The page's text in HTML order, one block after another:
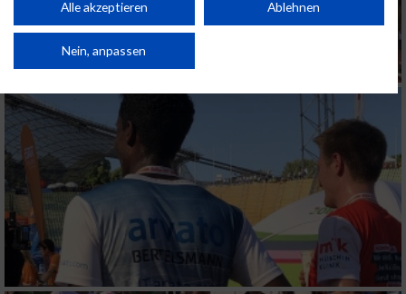
Kombinationen von Daten aus verschiedenen Quellen. Entwicklung und
von Inhalten.
Daten können außerhalb der Europäischen Union weitergegeben und in die
Website/App.
Partnerliste anzeigen (1 IAB-Anbieter)
Wir nutzen Ihre Daten für folgende Zwecke:
IAB-Verarbeitungszwecke:
Speichern von oder Zugriff auf Informationen
auf einem Endgerät
Verwendung reduzierter Daten zur Auswahl
von Werbeanzeigen
Alle akzeptieren Ablehnen
Nein, anpassen